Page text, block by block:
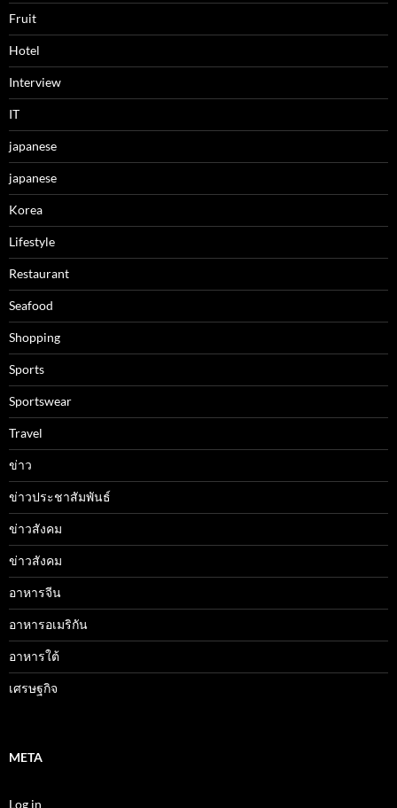
Fruit
Hotel
Interview
IT
japanese
japanese
Korea
Lifestyle
Restaurant
Seafood
Shopping
Sports
Sportswear
Travel
ข่าว
ข่าวประชาสัมพันธ์
ข่าวสังคม
ข่าวสังคม
อาหารจีน
อาหารอเมริกัน
อาหารใต้
เศรษฐกิจ
META
Log in